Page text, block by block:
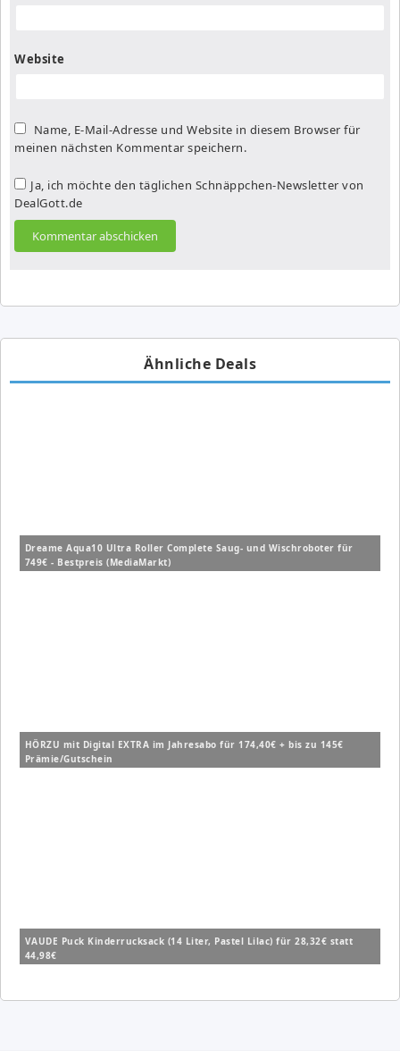
Website
Name, E-Mail-Adresse und Website in diesem Browser für
meinen nächsten Kommentar speichern.
Ja, ich möchte den täglichen Schnäppchen-Newsletter von
DealGott.de
Ähnliche Deals
Dreame Aqua10 Ultra Roller Complete Saug- und Wischroboter für
749€ - Bestpreis (MediaMarkt)
HÖRZU mit Digital EXTRA im Jahresabo für 174,40€ + bis zu 145€
Prämie/Gutschein
VAUDE Puck Kinderrucksack (14 Liter, Pastel Lilac) für 28,32€ statt
44,98€